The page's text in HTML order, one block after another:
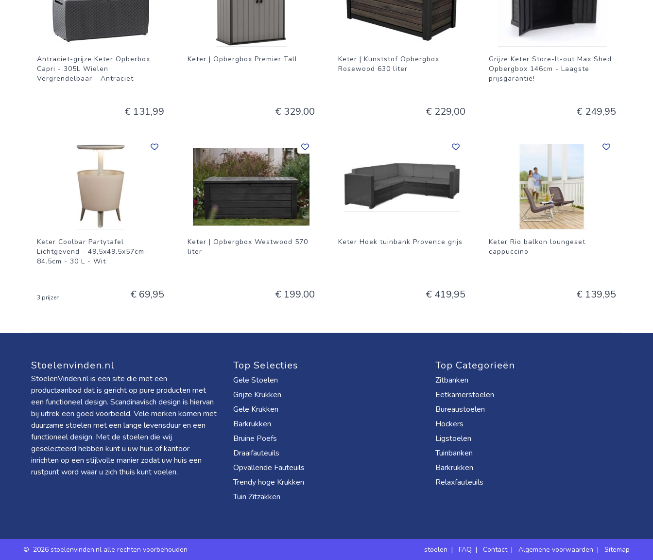
Antraciet-grijze Keter Opberbox
Capri - 305L Wielen
Vergrendelbaar - Antraciet
€ 131,99
Keter | Opbergbox Premier Tall
€ 329,00
Keter | Kunststof Opbergbox
Rosewood 630 liter
€ 229,00
Grijze Keter Store-It-out Max Shed
Opbergbox 146cm - Laagste
prijsgarantie!
€ 249,95
Keter Coolbar Partytafel
Lichtgevend - 49,5x49,5x57cm-
84.5cm - 30 L - Wit
3 prijzen € 69,95
Keter | Opbergbox Westwood 570
liter
€ 199,00
Keter Hoek tuinbank Provence grijs
€ 419,95
Keter Rio balkon loungeset
cappuccino
€ 139,95
Stoelenvinden.nl
StoelenVinden.nl is een site die met een
productaanbod dat is gericht op pure producten met
een functioneel design. Scandinavisch design is hiervan
bij uitrek een goed voorbeeld. Vele merken komen met
duurzame stoelen met een lange levensduur en een
functioneel design. Met de stoelen die wij
geselecteerd hebben kunt u uw huis of kantoor
inrichten op een stijlvolle manier zodat uw huis een
rustpunt word waar u zich thuis kunt voelen.
Top Selecties
Gele Stoelen
Grijze Krukken
Gele Krukken
Barkrukken
Bruine Poefs
Draaifauteuils
Opvallende Fauteuils
Trendy hoge Krukken
Tuin Zitzakken
Top Categorieën
Zitbanken
Eetkamerstoelen
Bureaustoelen
Hockers
Ligstoelen
Tuinbanken
Barkrukken
Relaxfauteuils
© 2026 stoelenvinden.nl alle rechten voorbehouden stoelen | FAQ | Contact| Algemene voorwaarden | Sitemap